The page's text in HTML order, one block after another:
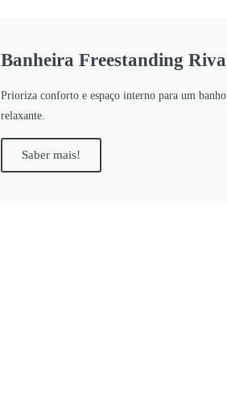
Banheira Freestanding Riva
Prioriza conforto e espaço interno para um banho
relaxante.
Saber mais!